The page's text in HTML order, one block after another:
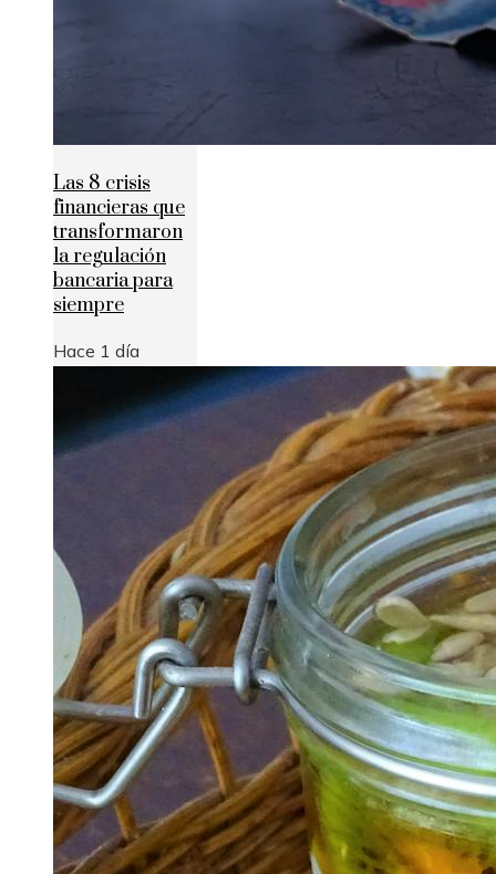
Las 8 crisis
financieras que
transformaron
la regulación
bancaria para
siempre
Hace 1 día